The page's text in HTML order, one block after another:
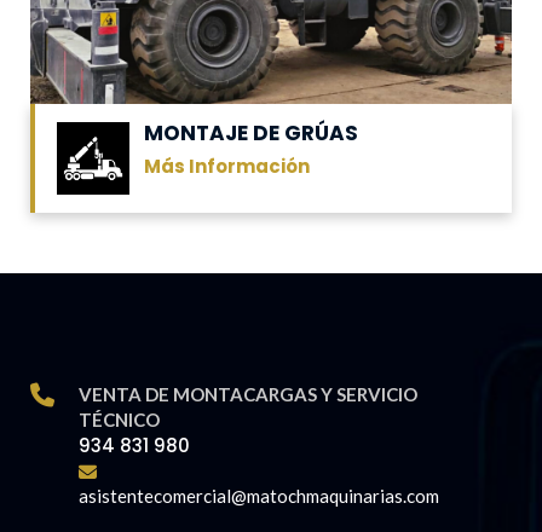
MONTAJE DE GRÚAS
Más Información
VENTA DE MONTACARGAS Y SERVICIO
TÉCNICO
934 831 980
asistentecomercial@matochmaquinarias.com